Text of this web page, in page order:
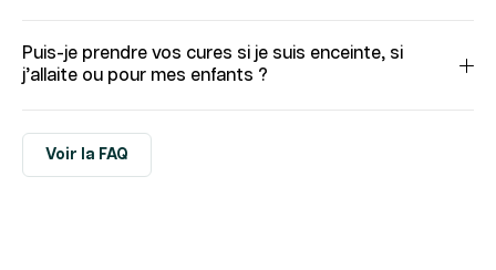
Puis-je prendre vos cures si je suis enceinte, si
j’allaite ou pour mes enfants ?
Voir la FAQ